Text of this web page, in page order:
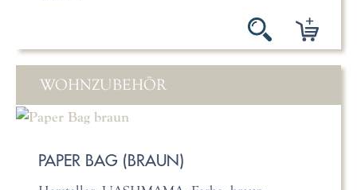
WOHNZUBEHÖR
PAPER BAG (BRAUN)